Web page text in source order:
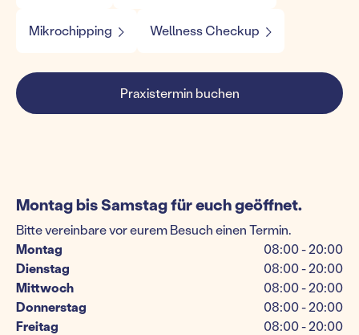
Mikrochipping Wellness Checkup
Praxistermin buchen
Montag bis Samstag für euch geöffnet.
Bitte vereinbare vor eurem Besuch einen Termin.
Montag
08:00 - 20:00
Dienstag
08:00 - 20:00
Mittwoch
08:00 - 20:00
Donnerstag
08:00 - 20:00
Freitag
08:00 - 20:00